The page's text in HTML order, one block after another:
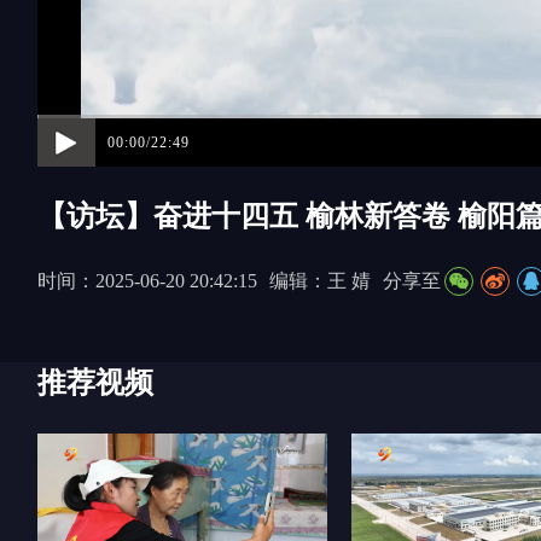
00:00/22:49
【访坛】奋进十四五 榆林新答卷 榆阳
时间：2025-06-20 20:42:15 编辑：王 婧 分享至
推荐视频